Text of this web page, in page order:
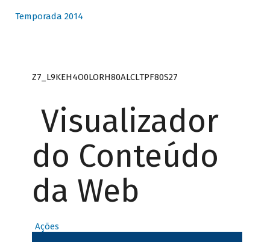
Temporada 2014
Z7_L9KEH4O0LORH80ALCLTPF80S27
Visualizador
do Conteúdo
da Web
Ações